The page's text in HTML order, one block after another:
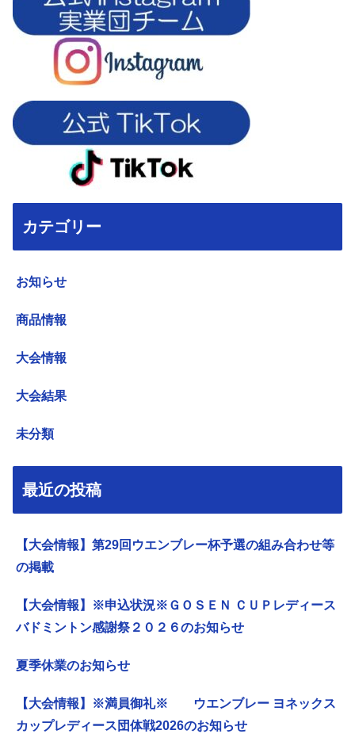
カテゴリー
お知らせ
商品情報
大会情報
大会結果
未分類
最近の投稿
【大会情報】第29回ウエンブレー杯予選の組み合わせ等
の掲載
【大会情報】※申込状況※ＧＯＳＥＮ ＣＵＰレディース
バドミントン感謝祭２０２６のお知らせ
夏季休業のお知らせ
【大会情報】※満員御礼※ ウエンブレー ヨネックス
カップレディース団体戦2026のお知らせ